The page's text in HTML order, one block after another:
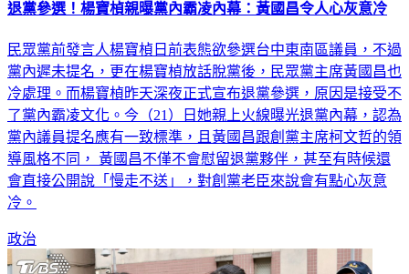
退黨參選！楊寶楨親曝黨內霸凌內幕：黃國昌令人心灰意冷
民眾黨前發言人楊寶楨日前表態欲參選台中東南區議員，不過
黨內遲未提名，更在楊寶楨放話脫黨後，民眾黨主席黃國昌也
冷處理。而楊寶楨昨天深夜正式宣布退黨參選，原因是接受不
了黨內霸凌文化。今（21）日她親上火線曝光退黨內幕，認為
黨內議員提名應有一致標準，且黃國昌跟創黨主席柯文哲的領
導風格不同， 黃國昌不僅不會慰留退黨夥伴，甚至有時候還
會直接公開說「慢走不送」，對創黨老臣來說會有點心灰意
冷。
政治